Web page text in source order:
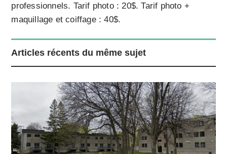
professionnels. Tarif photo : 20$. Tarif photo +
maquillage et coiffage : 40$.
Articles récents du même sujet